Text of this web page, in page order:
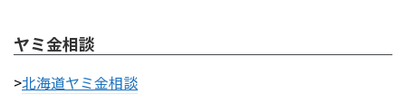
ヤミ金相談
>北海道ヤミ金相談